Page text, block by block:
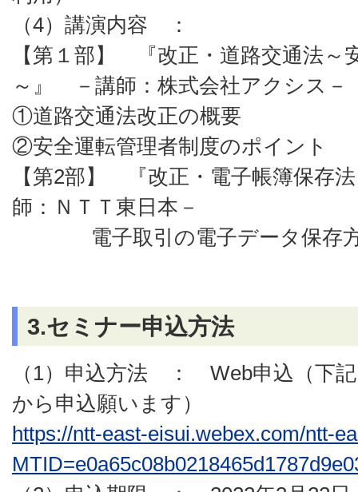
（4）講演内容 ：
【第１部】 『改正・道路交通法～
～』 －講師：株式会社アクシス－
①道路交通法改正の概要
②安全運転管理者制度のポイント
【第2部】 『改正・電子帳簿保存
師：ＮＴＴ東日本－
電子取引の電子データ保存方
3.セミナー申込方法
（1）申込方法 ： Web申込（下
から申込願います）
https://ntt-east-eisui.webex.com/ntt-